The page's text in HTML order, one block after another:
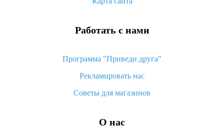
Работать с нами
Программа "Приведи друга"
Рекламировать нас
Советы для магазинов
О нас